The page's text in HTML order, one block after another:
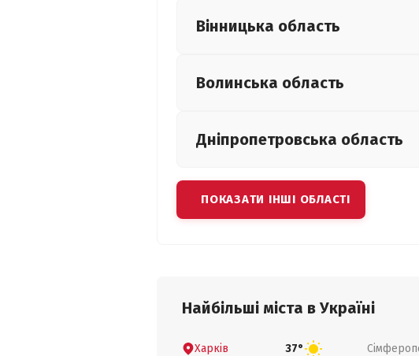
Вінницька область
Волинська область
Дніпропетровська область
ПОКАЗАТИ ІНШІ ОБЛАСТІ
Найбільші міста в Україні
Харків 37°